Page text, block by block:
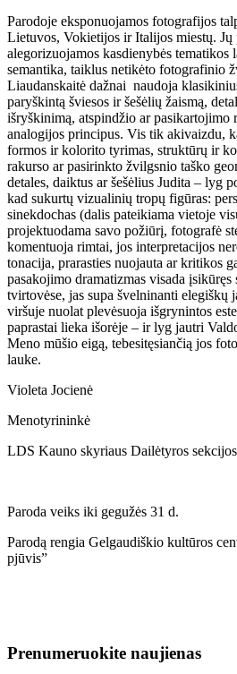
Parodoje eksponuojamos fotografijos
Lietuvos, Vokietijos ir Italijos miestų. Jų
alegorizuojamos kasdienybės tematikos
semantika, taiklus netikėto fotografinio
Liaudanskaitė dažnai naudoja
paryškintą šviesos ir šešėlių žaismą,
išryškinimą, atspindžio ar pasikartojimo
analogijos principus. Vis tik akivaizdu,
formos ir kolorito tyrimas, struktūrų ir
rakurso ar pasirinkto žvilgsnio taško
detales, daiktus ar šešėlius Judita – lyg
kad sukurtų vizualinių tropų figūras:
sinekdochas (dalis pateikiama vietoje
projektuodama savo požiūrį, fotografė
komentuoja rimtai, jos interpretacijos
tonacija, prarasties nuojauta ar kritikos
pasakojimo dramatizmas visada
tvirtovėse, jas supa švelninanti elegiškų
viršuje nuolat plevėsuoja išgrynintos
paprastai lieka išorėje – ir lyg jautri
Meno mūšio eigą, tebesitęsiančią jos
lauke.
Violeta Jocienė
Menotyrininkė
LDS Kauno skyriaus Dailėtyros
Paroda veiks iki gegužės 31 d.
Parodą rengia Gelgaudiškio kultūros
pjūvis”
Prenumeruokite naujienas